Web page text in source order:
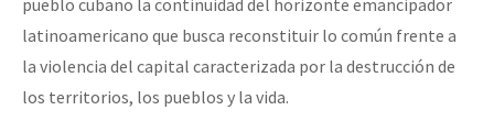
latinoamericano que busca reconstituir lo común frente a
la violencia del capital caracterizada por la destrucción de
los territorios, los pueblos y la vida.